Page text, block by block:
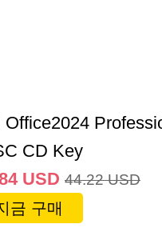
Office2024
CD Key
USD 44.22 USD
금 구매